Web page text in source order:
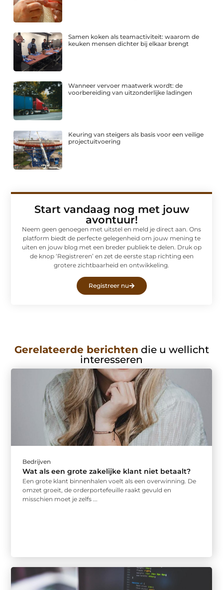
Samen koken als teamactiviteit: waarom de
keuken mensen dichter bij elkaar brengt
Wanneer vervoer maatwerk wordt: de
voorbereiding van uitzonderlijke ladingen
Keuring van steigers als basis voor een veilige
projectuitvoering
Start vandaag nog met jouw
avontuur!
Neem geen genoegen met uitstel en meld je direct aan. Ons
platform biedt de perfecte gelegenheid om jouw mening te
uiten en jouw blog met een breder publiek te delen. Druk op
de knop ‘Registreren’ en zet de eerste stap richting een
grotere zichtbaarheid en ontwikkeling.
Registreer nu
Gerelateerde berichten die u wellicht
interesseren
Bedrijven
Wat als een grote zakelijke klant niet betaalt?
Een grote klant binnenhalen voelt als een overwinning. De
omzet groeit, de orderportefeuille raakt gevuld en
misschien moet je zelfs ...